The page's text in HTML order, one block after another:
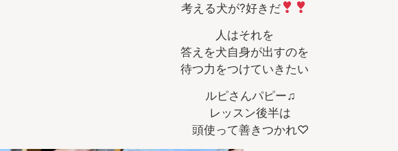
考える犬が?好きだ
人はそれを
答えを犬自身が出すのを
待つ力をつけていきたい
ルピさんパピー♫
レッスン後半は
頭使って善きつかれ♡